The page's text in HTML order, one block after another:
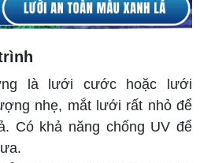
là lưới cước hoặc lưới
nhẹ, mắt lưới rất nhỏ để
Có khả năng chống UV để